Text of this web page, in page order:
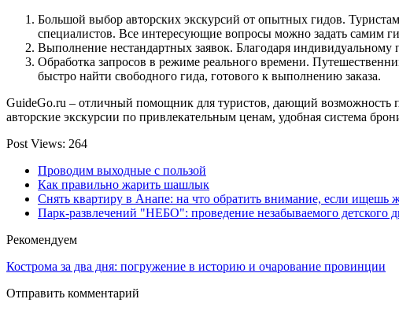
Большой выбор авторских экскурсий от опытных гидов.
специалистов. Все интересующие вопросы можно задать самим
Выполнение нестандартных заявок. Благодаря
Обработка запросов в режиме реального времени.
быстро найти свободного гида, готового к выполнению заказа.
GuideGo.ru – отличный помощник для туристов, дающий возможность
авторские экскурсии по привлекательным ценам, удобная система
Post Views: 264
Проводим выходные с пользой
Как правильно жарить шашлык
Снять квартиру в Анапе: на что обратить внимание, если ищешь
Парк-развлечений "НЕБО": проведение незабываемого детского
Рекомендуем
Кострома за два дня: погружение в историю и очарование провинции
Отправить комментарий